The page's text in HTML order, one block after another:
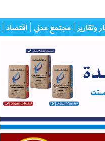
وتقارير مجتمع مدني اقتصاد